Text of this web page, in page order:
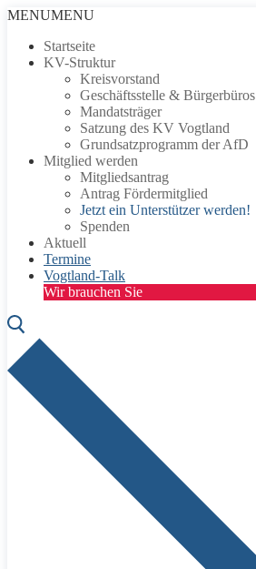
Zum
springen
Menü
Schließen
MENUMENU
Startseite
KV-Struktur
Kreisvorstand
Geschäftsstelle & Bürgerbüros
Mandatsträger
Satzung des KV Vogtland
Grundsatzprogramm der AfD
Mitglied werden
Mitgliedsantrag
Antrag Fördermitglied
Jetzt ein Unterstützer werden!
Spenden
Aktuell
Termine
Vogtland-Talk
Wir brauchen Sie